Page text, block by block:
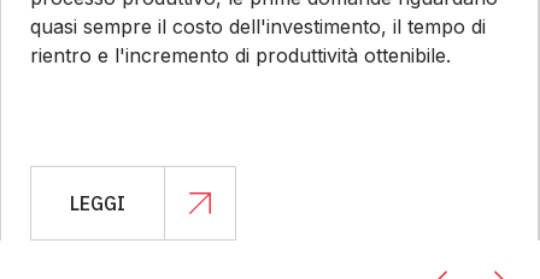
quasi sempre il costo dell'investimento, il tempo di
rientro e l'incremento di produttività ottenibile.
LEGGI